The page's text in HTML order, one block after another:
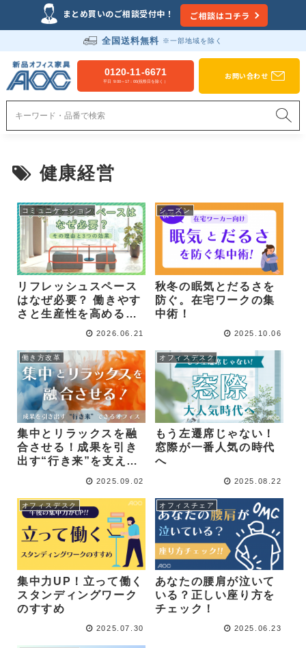
まとめ買いのご相談受付中！ ご相談はコチラ
全国送料無料 ※一部地域を除く
0120-11-6671
平日 9:00～17：00(祝祭日を除く）
お問い合わせ
Just another WordPress site
新品オフィス家具のAOC
健康経営
コミュニケーション
リフレッシュスペース
はなぜ必要？ 働きやす
さと生産性を高める空
2026.06.21
シーズン
秋冬の眠気とだるさを
防ぐ。在宅ワークの集
中術！
2025.10.06
働き方改革
集中とリラックスを融
合させる！成果を引き
出す“行き来”を支える
2025.09.02
オフィスデスク
もう左遷席じゃない！
窓際が一番人気の時代
へ
2025.08.22
オフィスデスク
集中力UP！立って働く
スタンディングワーク
のすすめ
2025.07.30
オフィスチェア
あなたの腰肩が泣いて
いる？正しい座り方を
チェック！
2025.06.23